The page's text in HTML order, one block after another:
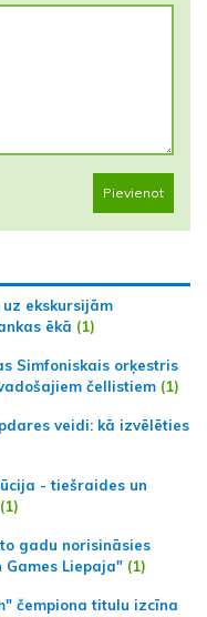
Pievienot
ekskursijām
ēkā (1)
Simfoniskais orķestris
čellistiem (1)
veidi: kā izvēlēties
- tiešraides un
(1)
gadu norisināsies
Liepaja" (1)
čempiona titulu izcīna